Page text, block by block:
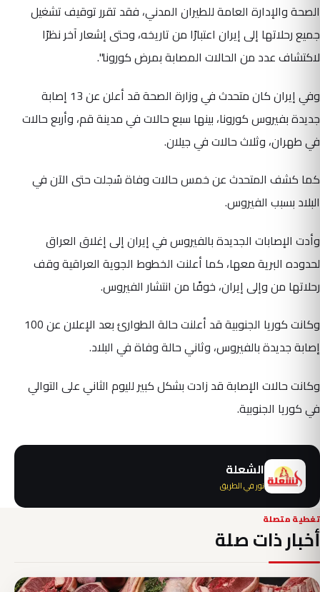
الصحة والإدارة العامة للطيران المدني، فقد تقرر توقيف تشغيل
جميع رحلاتها إلى إيران اعتبارًا من تاريخه، وحتى إشعار آخر نظرًا
لاكتشاف عدد من الحالات المصابة بمرض كورونا".
وفي إيران كان متحدث في وزارة الصحة قد أعلن عن 13 إصابة
جديدة بفيروس كورونا، بينها سبع حالات في مدينة قم، وأربع حالات
في طهران، وثلاث حالات في جيلان.
كما كشف المتحدث عن خمس حالات وفاة سُجلت حتى الآن في
البلاد بسبب الفيروس.
وأدت الإصابات الجديدة بالفيروس في إيران إلى إغلاق العراق
لحدوده البرية معها، كما أعلنت الخطوط الجوية العراقية وقف
رحلاتها من وإلى إيران، خوفًا من انتشار الفيروس.
وكانت كوريا الجنوبية قد أعلنت حالة الطوارئ بعد الإعلان عن 100
إصابة جديدة بالفيروس، وثاني حالة وفاة في البلاد.
وكانت حالات الإصابة قد زادت بشكل كبير لليوم الثاني على التوالي
في كوريا الجنوبية.
الشعلة
نور في الطريق
تغطية متصلة
أخبار ذات صلة